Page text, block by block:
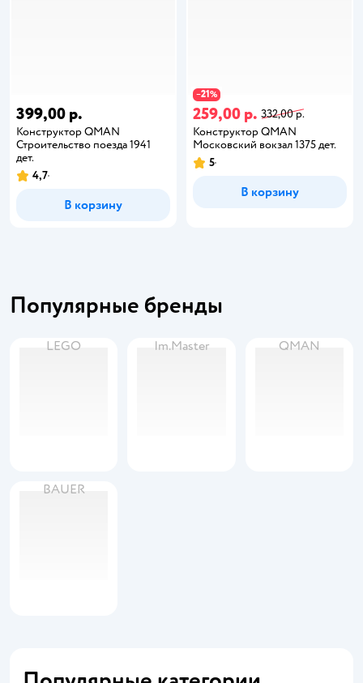
399,00 р.
Конструктор QMAN
Строительство поезда 1941
дет.
4,7
В корзину
−21%
259,00 р. 332,00 р.
Конструктор QMAN
Московский вокзал 1375 дет.
5
В корзину
Популярные бренды
LEGO Im.Master QMAN
BAUER